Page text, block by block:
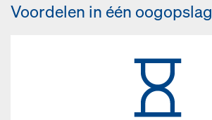
Voordelen in één oogopslag